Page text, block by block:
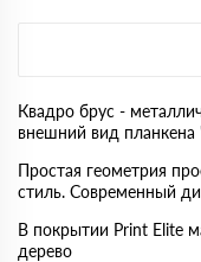
Квадро брус -
внешний вид планкена
Простая геометрия
стиль. Современный
В покрытии Print Elite
дерево